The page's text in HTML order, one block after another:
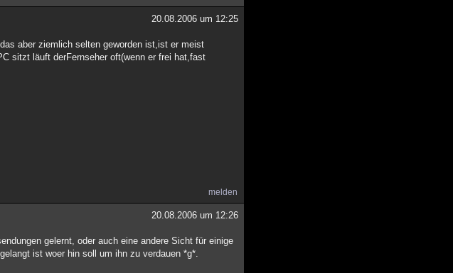
20.08.2006 um 12:25
aber ziemlich selten geworden ist,ist er meist
sitzt läuft derFernseher oft(wenn er frei hat,fast
melden
20.08.2006 um 12:26
gelernt, oder auch eine andere Sicht für einige
ist woer hin soll um ihn zu verdauen *g*.